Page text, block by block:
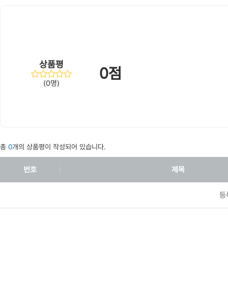
상품평
(0명)
0점
총 0개의 상품평이 작성되어 있습니다.
번호 제목
등